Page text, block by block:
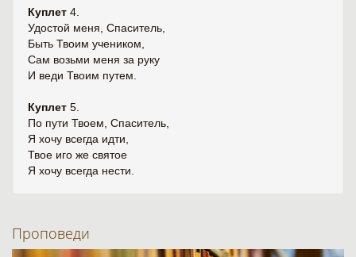
Куплет 4.
Удостой меня, Спаситель,
Быть Твоим учеником,
Сам возьми меня за руку
И веди Твоим путем.
Куплет 5.
По пути Твоем, Спаситель,
Я хочу всегда идти,
Твое иго же святое
Я хочу всегда нести.
Проповеди